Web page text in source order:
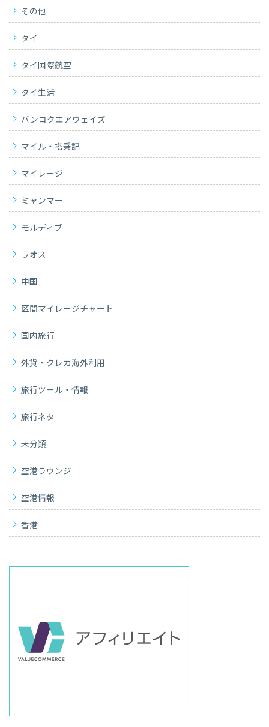
その他
タイ
タイ国際航空
タイ生活
バンコクエアウェイズ
マイル・搭乗記
マイレージ
ミャンマー
モルディブ
ラオス
中国
区間マイレージチャート
国内旅行
外貨・クレカ海外利用
旅行ツール・情報
旅行ネタ
未分類
空港ラウンジ
空港情報
香港